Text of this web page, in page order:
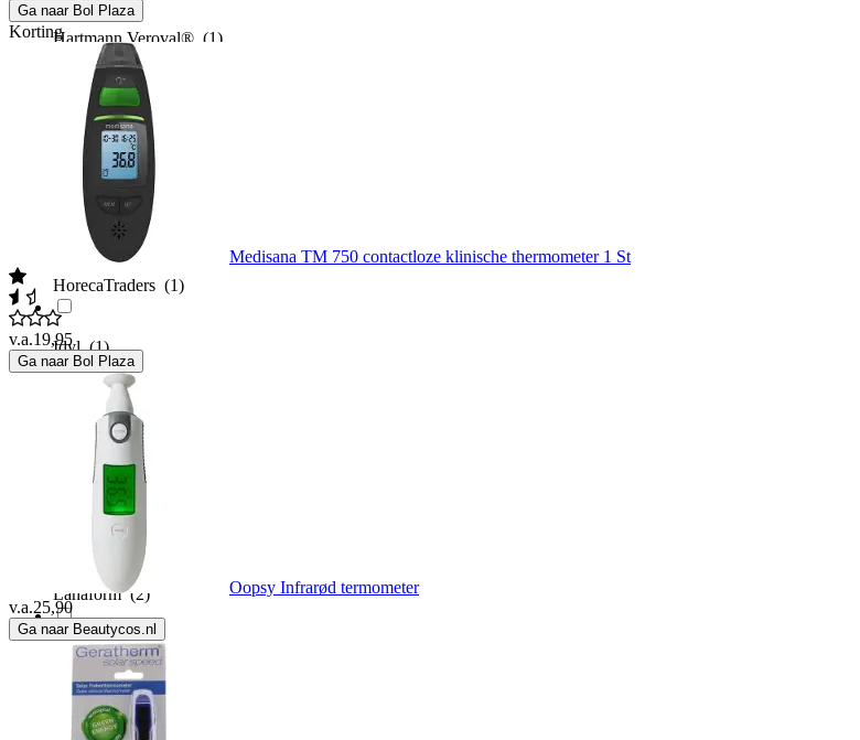
Hartmann Veroval® (1)
Hobby Hall (1)
Homedics(2)
Homescapes(1)
HorecaTraders (1)
Idyl(1)
iHealth(1)
Kerbl (1)
Kruuse(1)
Lanaform(2)
Lorelli(1)
Luvion(3)
Ga naar Bol Plaza
Korting
Medisana TM 750 contactloze klinische thermometer 1 St
v.a.19,95
Ga naar Bol Plaza
Oopsy Infrarød termometer
v.a.25,90
Ga naar Beautycos.nl